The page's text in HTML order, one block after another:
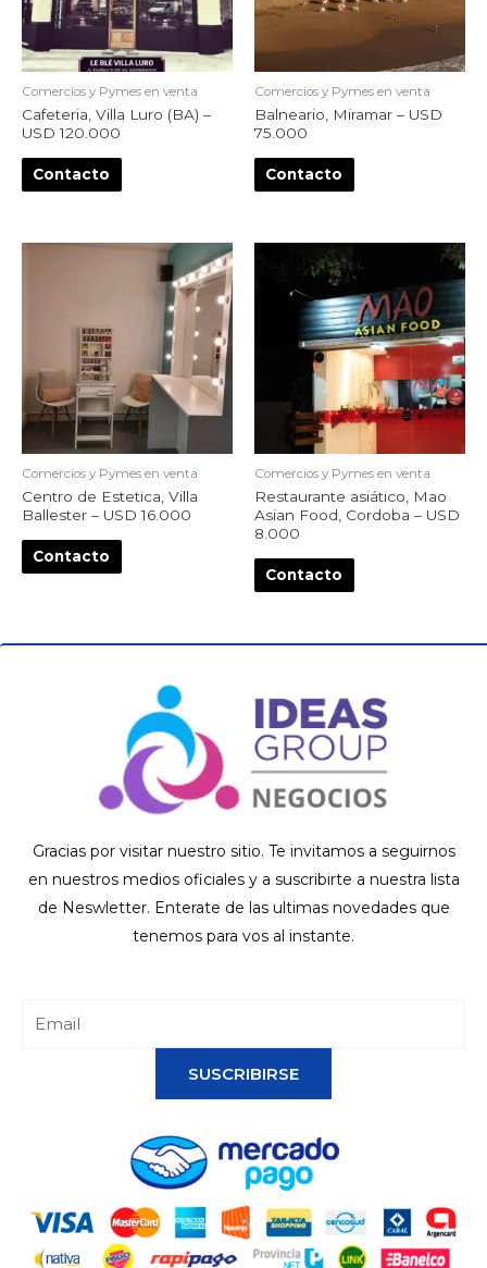
Comercios y Pymes en venta
Cafeteria, Villa Luro (BA) –
USD 120.000
Contacto
Comercios y Pymes en venta
Balneario, Miramar – USD
75.000
Contacto
Comercios y Pymes en venta
Centro de Estetica, Villa
Ballester – USD 16.000
Contacto
Comercios y Pymes en venta
Restaurante asiático, Mao
Asian Food, Cordoba – USD
8.000
Contacto
Gracias por visitar nuestro sitio. Te invitamos a seguirnos
en nuestros medios oficiales y a suscribirte a nuestra lista
de Neswletter. Enterate de las ultimas novedades que
tenemos para vos al instante.
SUSCRIBIRSE